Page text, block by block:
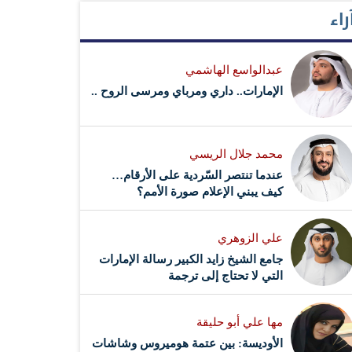
عبدالواسع الهاشمي
الإمارات.. داري ومرباي ومرسى الروح ..
محمد جلال الريسي
عندما تنتصر السّردية على الأرقام…
كيف يبني الإعلام صورة الأمم؟
علي الزوهري
جامع الشيخ زايد الكبير رسالة الإمارات
التي لا تحتاج إلى ترجمة
مها علي أبو حليقة
الأوديسة: بين عتمة هوميروس وشاشات